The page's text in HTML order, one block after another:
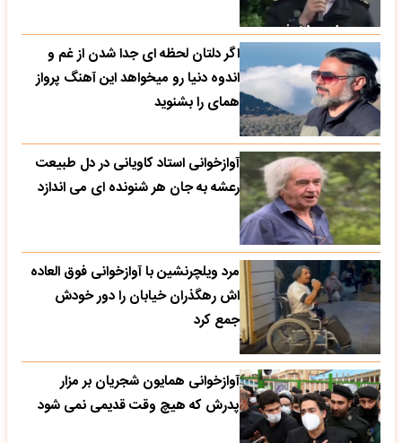
اگر دلتان لحظه ای جدا شدن از غم و
اندوه دنیا رو میخواهد این آهنگ پرواز
همای را بشنوید
آوازخوانی استاد کاویانی در دل طبیعت
رعشه به جان هر شنونده ای می اندازد
مرد ویلچرنشین با آوازخوانی فوق العاده
اش رهگذران خیابان را دور خودش
جمع کرد
آوازخوانی همایون شجریان بر مزار
پدرش که هیچ وقت قدیمی نمی شود